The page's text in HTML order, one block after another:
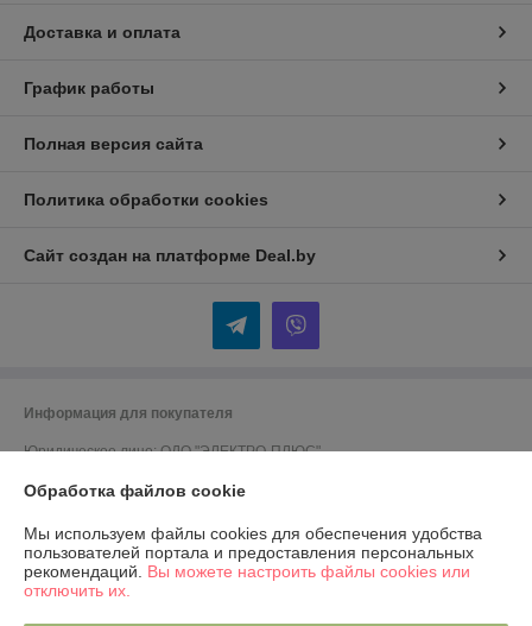
Доставка и оплата
График работы
Полная версия сайта
Политика обработки cookies
Сайт создан на платформе Deal.by
Информация для покупателя
Юридическое лицо:ОДО "ЭЛЕКТРО-ПЛЮС"
Регистрационный номер ЕГР: 590001816
УНП: 590001816
Регистрационный орган: Гродненский городской исполком
Обработка файлов cookie
Мы используем файлы cookies для обеспечения удобства
пользователей портала и предоставления персональных
рекомендаций. Вы можете настроить файлы cookies или
отключить их.